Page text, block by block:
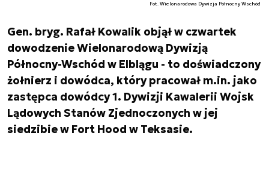
Fot. Wielonarodowa Dywizja Północny Wschód
Gen. bryg. Rafał Kowalik objął w czwartek
dowodzenie Wielonarodową Dywizją
Północny-Wschód w Elblągu - to doświadczony
żołnierz i dowódca, który pracował m.in. jako
zastępca dowódcy 1. Dywizji Kawalerii Wojsk
Lądowych Stanów Zjednoczonych w jej
siedzibie w Fort Hood w Teksasie.